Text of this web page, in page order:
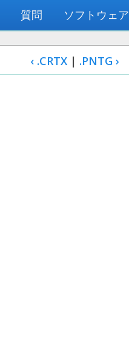
質問 ソフトウェア
‹ .CRTX| .PNTG ›